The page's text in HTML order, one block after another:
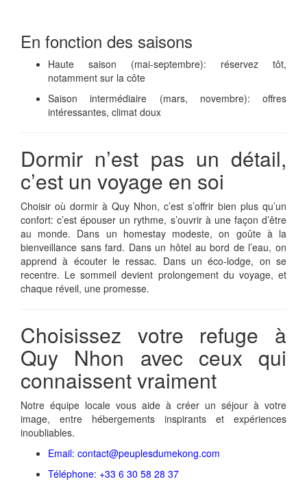
En fonction des saisons
Haute saison (mai-septembre): réservez tôt,
notamment sur la côte
Saison intermédiaire (mars, novembre): offres
intéressantes, climat doux
Dormir n’est pas un détail,
c’est un voyage en soi
Choisir où dormir à Quy Nhon, c’est s’offrir bien plus qu’un
confort: c’est épouser un rythme, s’ouvrir à une façon d’être
au monde. Dans un homestay modeste, on goûte à la
bienveillance sans fard. Dans un hôtel au bord de l’eau, on
apprend à écouter le ressac. Dans un éco-lodge, on se
recentre. Le sommeil devient prolongement du voyage, et
chaque réveil, une promesse.
Choisissez votre refuge à
Quy Nhon avec ceux qui
connaissent vraiment
Notre équipe locale vous aide à créer un séjour à votre
image, entre hébergements inspirants et expériences
inoubliables.
Email: contact@peuplesdumekong.com
Téléphone: +33 6 30 58 28 37